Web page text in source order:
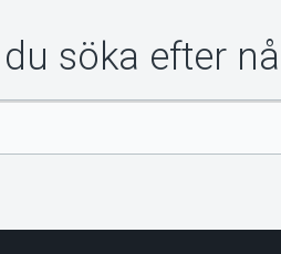
söka efter